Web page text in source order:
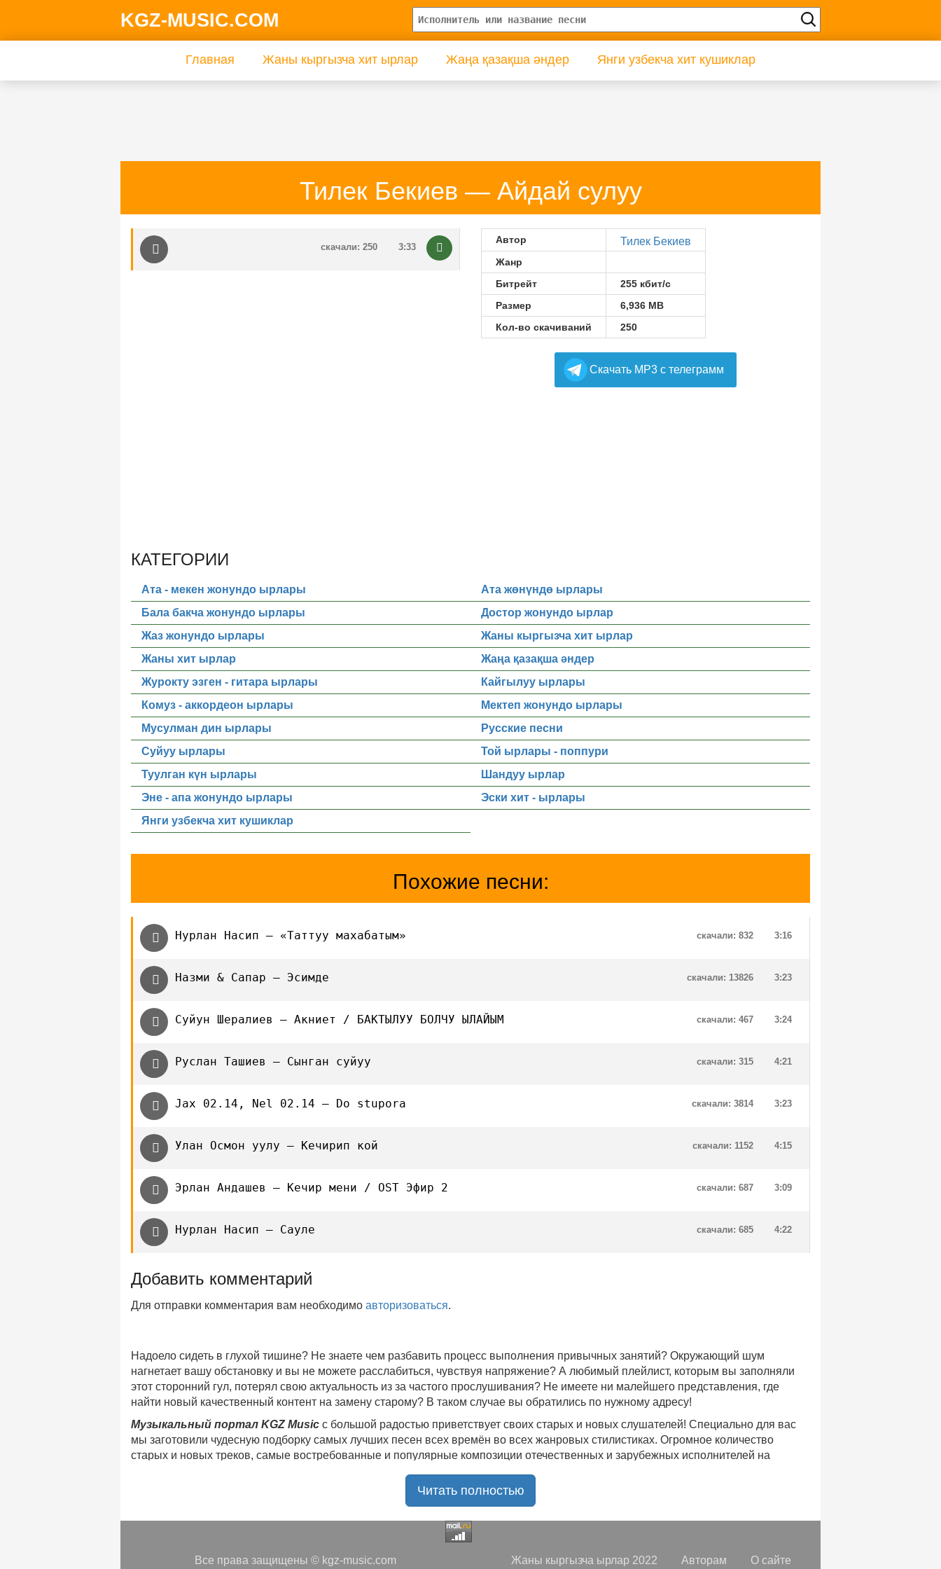
KGZ-MUSIC.COM
Главная Жаны кыргызча хит ырлар Жаңа қазақша әндер Янги узбекча хит кушиклар
Тилек Бекиев — Айдай сулуу
3:33
скачали: 250
Автор Тилек Бекиев
Жанр
Битрейт
255 кбит/с
Размер
6,936 MB
Кол-во скачиваний
250
Cкачать MP3 с телеграмм
КАТЕГОРИИ
Ата - мекен жонундо ырлары
Ата жөнүндө ырлары
Бала бакча жонундо ырлары
Достор жонундо ырлар
Жаз жонундо ырлары
Жаны кыргызча хит ырлар
Жаны хит ырлар
Жаңа қазақша әндер
Журокту эзген - гитара ырлары
Кайгылуу ырлары
Комуз - аккордеон ырлары
Мектеп жонундо ырлары
Мусулман дин ырлары
Русские песни
Суйуу ырлары
Той ырлары - поппури
Туулган күн ырлары
Шандуу ырлар
Эне - апа жонундо ырлары
Эски хит - ырлары
Янги узбекча хит кушиклар
Похожие песни:
Нурлан Насип — «Таттуу махабатым» 3:16
скачали: 832
Назми & Сапар — Эсимде 3:23
скачали: 13826
Суйун Шералиев — Акниет / БАКТЫЛУУ БОЛЧУ ЫЛАЙЫМ 3:24
скачали: 467
Руслан Ташиев — Сынган суйуу 4:21
скачали: 315
Jax 02.14, Nel 02.14 — Do stupora 3:23
скачали: 3814
Улан Осмон уулу — Кечирип кой 4:15
скачали: 1152
Эрлан Андашев — Кечир мени / OST Эфир 2 3:09
скачали: 687
Нурлан Насип — Сауле 4:22
скачали: 685
Добавить комментарий
Для отправки комментария вам необходимо авторизоваться.
Надоело сидеть в глухой тишине? Не знаете чем разбавить процесс выполнения привычных занятий? Окружающий шум
нагнетает вашу обстановку и вы не можете расслабиться, чувствуя напряжение? А любимый плейлист, которым вы заполняли
этот сторонний гул, потерял свою актуальность из за частого прослушивания? Не имеете ни малейшего представления, где
найти новый качественный контент на замену старому? В таком случае вы обратились по нужному адресу!
Музыкальный портал KGZ Music с большой радостью приветствует своих старых и новых слушателей! Специально для вас
мы заготовили чудесную подборку самых лучших песен всех времён во всех жанровых стилистиках. Огромное количество
старых и новых треков, самые востребованные и популярные композиции отечественных и зарубежных исполнителей на
Мы предоставляем вашему вниманию богатую коллекцию качественной музыки в бесплатном доступе, с возможностью
Самые свежие альбомы
и новые релизы этого года, хиты уходящих и нынешних годов,
Регулярные обновления, постоянные новинки, большой музыкальный ассортимент на любой вкус, и все это только на
платформе KGZ Music. Наша команда с большой ответственностью подходит к созданию подборок, отбирая
самые лучшие
Читать полностью
Все права защищены © kgz-music.com Жаны кыргызча ырлар 2022 Авторам О сайте